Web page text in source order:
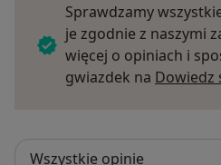
Sprawdzamy
je zgodnie z naszymi
więcej o opiniach i
gwiazdek na Dowiedz